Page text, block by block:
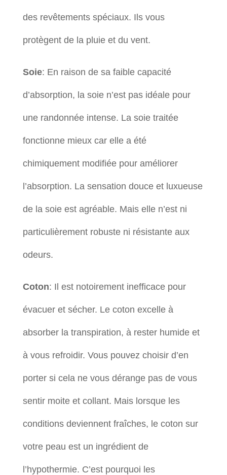
des revêtements spéciaux. Ils vous
protègent de la pluie et du vent.
Soie: En raison de sa faible capacité
d’absorption, la soie n’est pas idéale pour
une randonnée intense. La soie traitée
fonctionne mieux car elle a été
chimiquement modifiée pour améliorer
l’absorption. La sensation douce et luxueuse
de la soie est agréable. Mais elle n’est ni
particulièrement robuste ni résistante aux
odeurs.
Coton: Il est notoirement inefficace pour
évacuer et sécher. Le coton excelle à
absorber la transpiration, à rester humide et
à vous refroidir. Vous pouvez choisir d’en
porter si cela ne vous dérange pas de vous
sentir moite et collant. Mais lorsque les
conditions deviennent fraîches, le coton sur
votre peau est un ingrédient de
l’hypothermie. C’est pourquoi les